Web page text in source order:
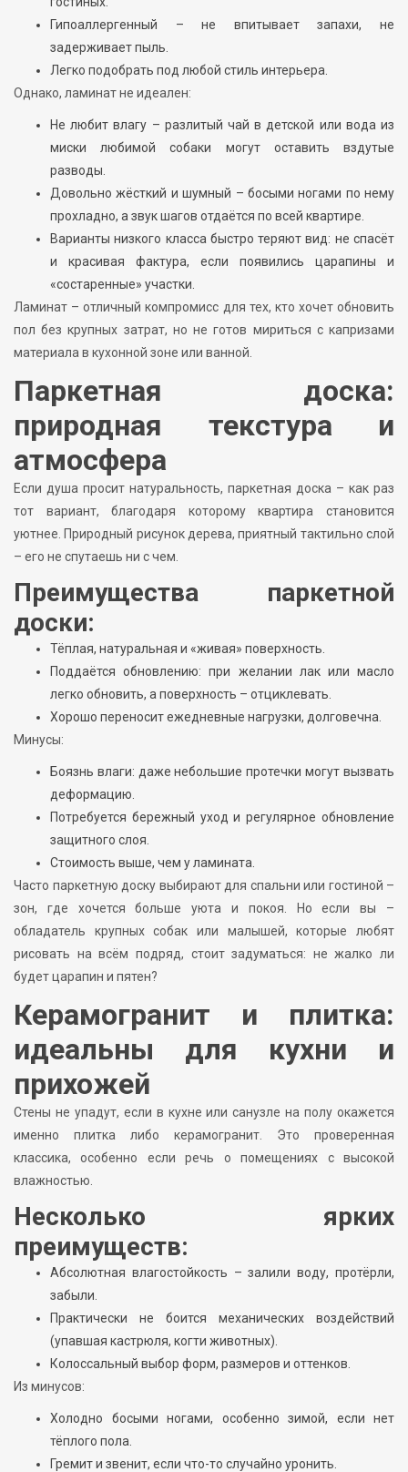
Гипоаллергенный – не впитывает запахи, не
задерживает пыль.
Легко подобрать под любой стиль интерьера.
Однако, ламинат не идеален:
Не любит влагу – разлитый чай в детской или вода из
миски любимой собаки могут оставить вздутые
разводы.
Довольно жёсткий и шумный – босыми ногами по нему
прохладно, а звук шагов отдаётся по всей квартире.
Варианты низкого класса быстро теряют вид: не спасёт
и красивая фактура, если появились царапины и
«состаренные» участки.
Ламинат – отличный компромисс для тех, кто хочет обновить
пол без крупных затрат, но не готов мириться с капризами
материала в кухонной зоне или ванной.
Паркетная доска:
природная текстура и
атмосфера
Если душа просит натуральность, паркетная доска – как раз
тот вариант, благодаря которому квартира становится
уютнее. Природный рисунок дерева, приятный тактильно слой
– его не спутаешь ни с чем.
Преимущества паркетной
доски:
Тёплая, натуральная и «живая» поверхность.
Поддаётся обновлению: при желании лак или масло
легко обновить, а поверхность – отциклевать.
Хорошо переносит ежедневные нагрузки, долговечна.
Минусы:
Боязнь влаги: даже небольшие протечки могут вызвать
деформацию.
Потребуется бережный уход и регулярное обновление
защитного слоя.
Стоимость выше, чем у ламината.
Часто паркетную доску выбирают для спальни или гостиной –
зон, где хочется больше уюта и покоя. Но если вы –
обладатель крупных собак или малышей, которые любят
рисовать на всём подряд, стоит задуматься: не жалко ли
будет царапин и пятен?
Керамогранит и плитка:
идеальны для кухни и
прихожей
Стены не упадут, если в кухне или санузле на полу окажется
именно плитка либо керамогранит. Это проверенная
классика, особенно если речь о помещениях с высокой
влажностью.
Несколько ярких
преимуществ:
Абсолютная влагостойкость – залили воду, протёрли,
забыли.
Практически не боится механических воздействий
(упавшая кастрюля, когти животных).
Колоссальный выбор форм, размеров и оттенков.
Из минусов:
Холодно босыми ногами, особенно зимой, если нет
тёплого пола.
Гремит и звенит, если что-то случайно уронить.